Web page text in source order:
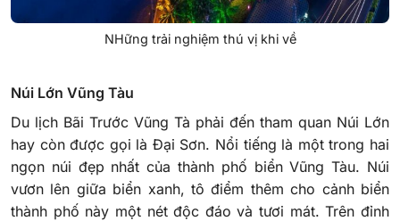
NHững trải nghiệm thú vị khi về
Núi Lớn Vũng Tàu
Du lịch Bãi Trước Vũng Tà phải đến tham quan Núi Lớn
hay còn được gọi là Đại Sơn. Nổi tiếng là một trong hai
ngọn núi đẹp nhất của thành phố biển Vũng Tàu. Núi
vươn lên giữa biển xanh, tô điểm thêm cho cảnh biển
thành phố này một nét độc đáo và tươi mát. Trên đỉnh